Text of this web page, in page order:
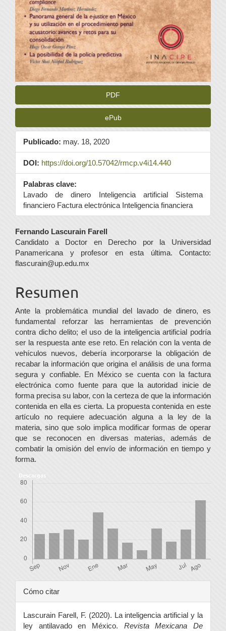
PDF
ePub
Publicado: may. 18, 2020
DOI: https://doi.org/10.57042/rmcp.v4i14.440
Palabras clave:
Lavado de dinero Inteligencia artificial Sistema
financiero Factura electrónica Inteligencia financiera
Contenido
principal
del
artículo
Fernando Lascurain Farell
Candidato a Doctor en Derecho por la Universidad
Panamericana y profesor en esta última. Contacto:
flascurain@up.edu.mx
Resumen
Ante la problemática mundial del lavado de dinero, es
fundamental reforzar las herramientas de prevención
contra dicho delito; el uso de la inteligencia artificial podría
ser la respuesta ante ese reto. En relación con la venta de
vehículos nuevos, debería incorporarse la obligación de
recabar la información que origina el análisis de una forma
segura y confiable. En México se cuenta con la factura
electrónica como fuente para que la autoridad inicie de
forma precisa su labor, con la certeza de que la información
contenida en ella es cierta. La propuesta contenida en este
artículo no requiere adecuación alguna a la ley de la
materia, sino que solo implica modificar formas de operar
que se reconocen en diversas materias, además de
combatir la omisión del envío de información en tiempo y
forma.
Descargas
Detalles
del
artículo
Cómo citar
Lascurain Farell, F. (2020). La inteligencia artificial y la
ley antilavado en México. Revista Mexicana De